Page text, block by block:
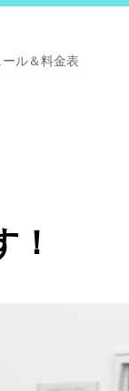
ール＆料金表
！